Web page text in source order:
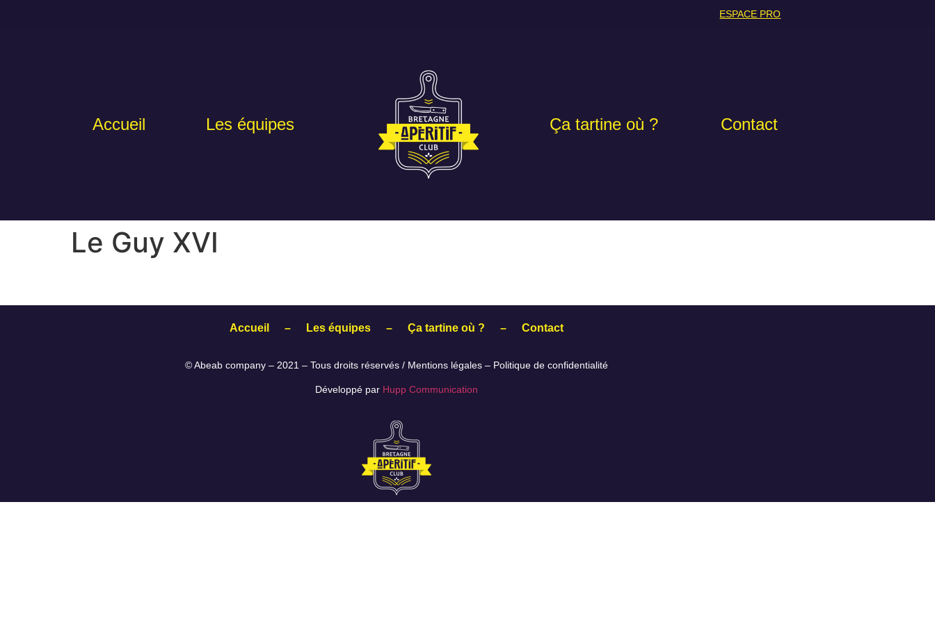
ESPACE PRO
Accueil Les équipes Ça tartine où ? Contact
Le Guy XVI
Accueil – Les équipes – Ça tartine où ? – Contact
© Abeab company – 2021 – Tous droits réservés / Mentions légales – Politique de confidentialité
Développé par Hupp Communication